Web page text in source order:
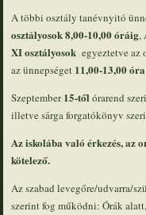
A többi osztály tanévnyitó
osztályosok 8,00-10,00 óráig,
XI osztályosok egyeztetve
az ünnepséget 11,00-13,00
Szeptember15-től órarend
illetve sárga forgatókönyv
Az iskolába való érkezés, az
kötelező.
Az szabad levegőre/udvarra/
szerint fog működni: Órák